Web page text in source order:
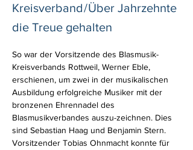
Kreisverband / Über Jahrzehnte
die Treue gehalten
So war der Vorsitzende des Blasmusik-
Kreisverbands Rottweil, Werner Eble,
erschienen, um zwei in der musikalischen
Ausbildung erfolgreiche Musiker mit der
bronzenen Ehrennadel des
Blasmusikverbandes auszu-zeichnen. Dies
sind Sebastian Haag und Benjamin Stern.
Vorsitzender Tobias Ohnmacht konnte für